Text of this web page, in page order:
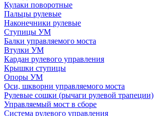
Кулаки поворотные
Пальцы рулевые
Наконечники рулевые
Ступицы УМ
Балки управляемого моста
Втулки УМ
Кардан рулевого управления
Крышки ступицы
Опоры УМ
Оси, шкворни управляемого моста
Рулевые сошки (рычаги рулевой трапеции)
Управляемый мост в сборе
Система рулевого управления